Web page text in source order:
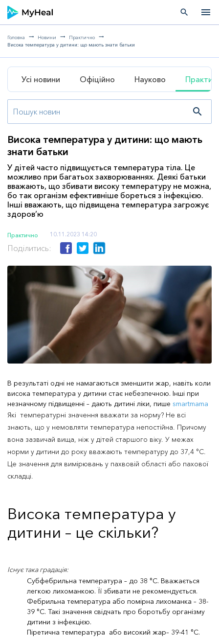
search menu
Головна Новини
Практично
Висока температура у дитини: що мають знати батьки
Усі новини Офіційно Науково
search
Висока температура у дитини: що мають
знати батьки
У дітей часто підвищується температура тіла. Це
можливо при багатьох захворюваннях. Деякі батьки
вважають, що збивати високу температуру не можна,
бо так організм ефективніше бореться з інфекцією.
Інші вважають, що підвищена температура загрожує
здоров’ю
Практично 10.11.2023 14:20
Поділитись:
В результаті одні не намагаються зменшити жар, навіть коли
висока температура у дитини стає небезпечною. Інші при
незначному підвищенні – дають дитині ліки, пише smartmama
Які температурні значення вважати за норму? Не всі
знають, що у немовляти температура непостійна. Причому
вона зазвичай вища, ніж у дітей старшого віку. У межах
норми у дитини до року вважають температуру до 37,4 °C.
Це значення для вимірювань у пахвовій області або пахової
складці.
Висока температура у
дитини – це скільки?
Існує така градація:
Субфебрильна температура – до 38 °C. Вважається
легкою лихоманкою. Її збивати не рекомендується.
Фебрильна температура або помірна лихоманка – 38-
39 °C. Такі значення свідчать про боротьбу організму
дитини з інфекцією.
Піретична температура або високий жар– 39-41 °C.